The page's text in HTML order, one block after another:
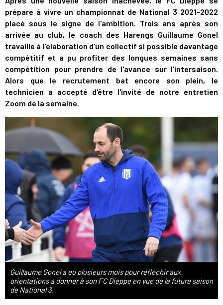
prépare à vivre un championnat de National 3 2021-2022
placé sous le signe de l'ambition. Trois ans après son
arrivée au club, le coach des Harengs Guillaume Gonel
travaille à l'élaboration d'un collectif si possible davantage
compétitif et a pu profiter des longues semaines sans
compétition pour prendre de l'avance sur l'intersaison.
Alors que le recrutement bat encore son plein, le
technicien a accepté d'être l'invité de notre entretien
Zoom de la semaine.
Guillaume Gonel a eu plusieurs mois pour réfléchir aux
orientations à donner à son FC Dieppe en vue de la future saison
de National 3.